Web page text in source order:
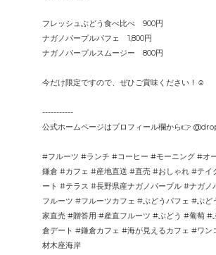
フレッシュぶどう食べ比べ 900円
ナガノパープルパフェ 1,800円
ナガノパープルスムージー 800円
今だけ限定ですので、ぜひご賞味ください！☺︎
-----------
公式ホームページはプロフィール欄から👉
#フルーツ #ランチ #コーヒー #モーニング #オ
鎌倉 #カフェ #産地直送 #直売 #おしゃれ #テイ
ート #テラス #長野県産ナガノパープル #ナガノ
フルーツ #フルーツカフェ #ぶどうパフェ #ぶど
家直売 #贈答用 #産直フルーツ #ぶどう #葡萄 #
倉デート #鎌倉カフェ #海が見えるカフェ #ワ
材木座海岸